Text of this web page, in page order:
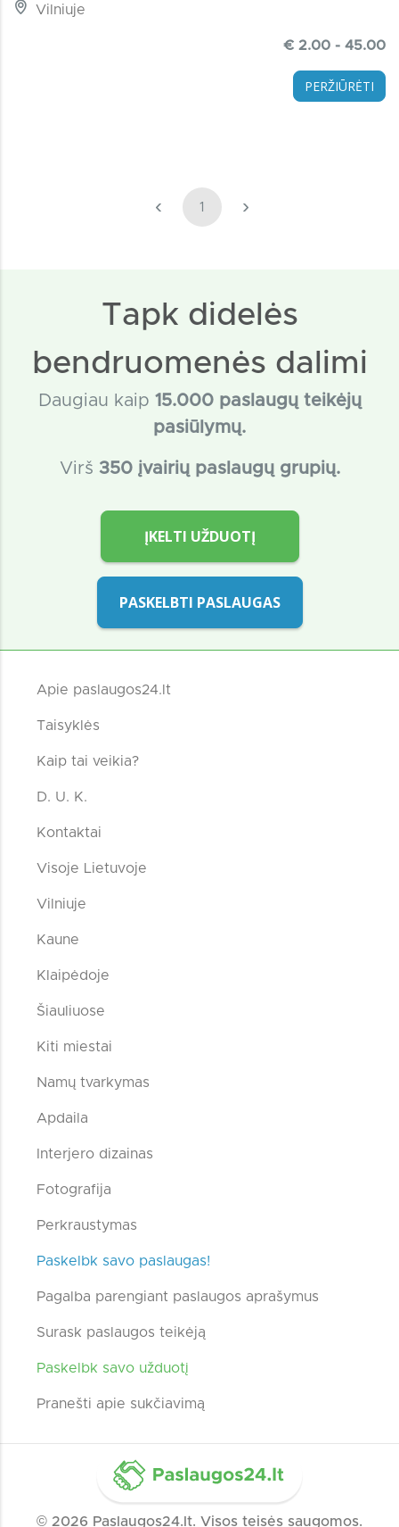
Vilniuje
€ 2.00 - 45.00
PERŽIŪRĖTI
‹ 1 ›
Tapk didelės
bendruomenės dalimi
Daugiau kaip 15.000 paslaugų teikėjų
pasiūlymų.
Virš 350 įvairių paslaugų grupių.
ĮKELTI UŽDUOTĮ
PASKELBTI PASLAUGAS
Apie paslaugos24.lt
Taisyklės
Kaip tai veikia?
D. U. K.
Kontaktai
Visoje Lietuvoje
Vilniuje
Kaune
Klaipėdoje
Šiauliuose
Kiti miestai
Namų tvarkymas
Apdaila
Interjero dizainas
Fotografija
Perkraustymas
Paskelbk savo paslaugas!
Pagalba parengiant paslaugos aprašymus
Surask paslaugos teikėją
Paskelbk savo užduotį
Pranešti apie sukčiavimą
© 2026 Paslaugos24.lt. Visos teisės saugomos.